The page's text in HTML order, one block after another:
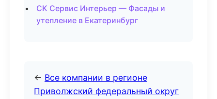
СК Сервис Интерьер — Фасады и
утепление в Екатеринбург
← Все компании в регионе
Приволжский федеральный округ